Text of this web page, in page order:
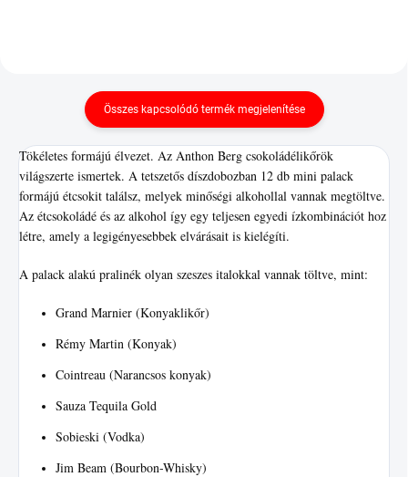
Összes kapcsolódó termék megjelenítése
Tökéletes formájú élvezet. Az Anthon Berg csokoládélikőrök
világszerte ismertek. A tetszetős díszdobozban 12 db mini palack
formájú étcsokit találsz, melyek minőségi alkohollal vannak megtöltve.
Az étcsokoládé és az alkohol így egy teljesen egyedi ízkombinációt hoz
létre, amely a legigényesebbek elvárásait is kielégíti.
A palack alakú pralinék olyan szeszes italokkal vannak töltve, mint:
Grand Marnier (Konyaklikőr)
Rémy Martin (Konyak)
Cointreau (Narancsos konyak)
Sauza Tequila Gold
Sobieski (Vodka)
Jim Beam (Bourbon-Whisky)